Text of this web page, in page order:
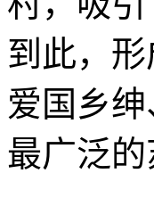
到此，
爱国乡
最广泛